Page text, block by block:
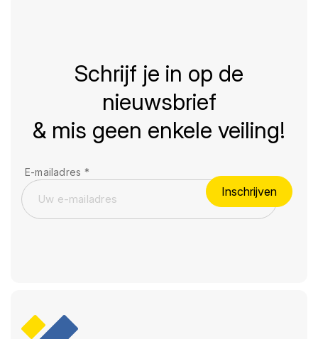
Schrijf je in op de
nieuwsbrief
& mis geen enkele veiling!
E-mailadres *
Inschrijven